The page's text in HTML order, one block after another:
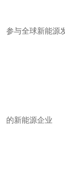
参与全球新能源
的新能源企业